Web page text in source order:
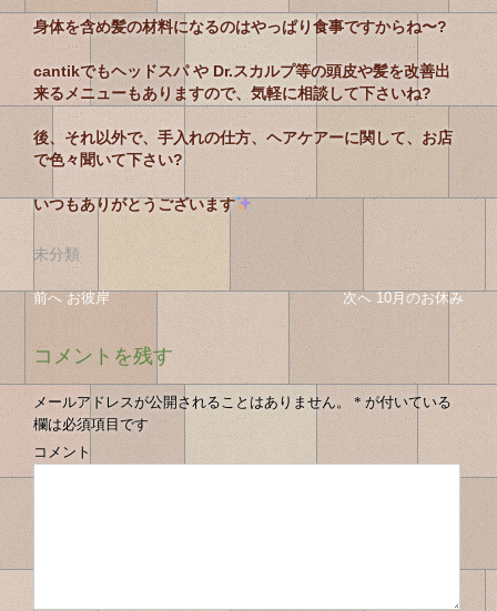
身体を含め髪の材料になるのはやっぱり食事ですからね〜?
cantikでもヘッドスパ や Dr.スカルプ等の頭皮や髪を改善出
来るメニューもありますので、気軽に相談して下さいね?
後、それ以外で、手入れの仕方、ヘアケアーに関して、お店
で色々聞いて下さい?
いつもありがとうございます
未分類
投
稿
の
ナ
ビ
ゲ
ン
投
稿
ナ
ビ
ゲ
ー
シ
ョ
前へ 前
の
投
稿
へ
お彼岸 次へ 次
投
へ
10月のお休み
コメントを残す
メールアドレスが公開されることはありません。 * が付いている
欄は必須項目です
コメント